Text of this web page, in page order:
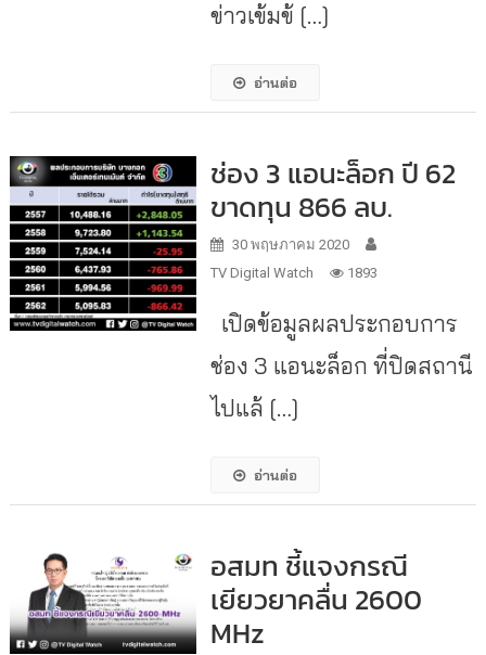
ข่าวเข้มข้ […]
อ่านต่อ
ช่อง 3 แอนะล็อก ปี 62
ขาดทุน 866 ลบ.
30 พฤษภาคม 2020
TV Digital Watch
1893
เปิดข้อมูลผลประกอบการ
ช่อง 3 แอนะล็อก ที่ปิดสถานี
ไปแล้ […]
อ่านต่อ
อสมท ชี้แจงกรณี
เยียวยาคลื่น 2600
MHz